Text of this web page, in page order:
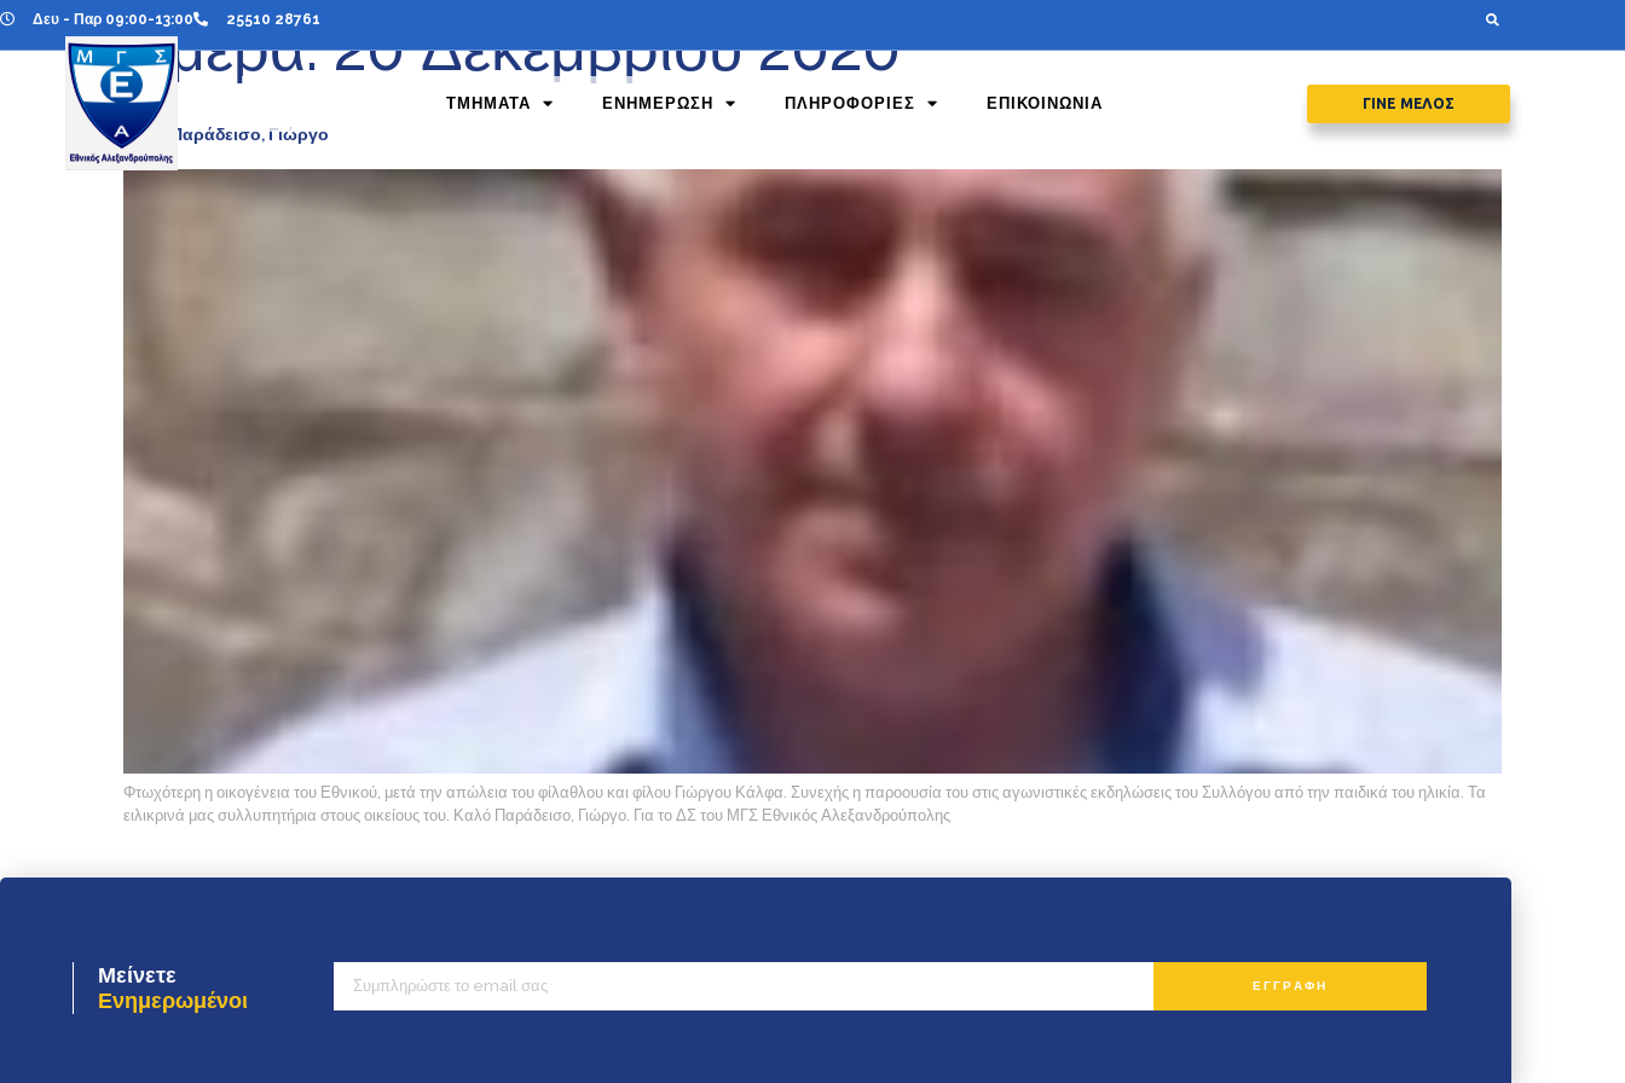
Δευ - Παρ 09:00-13:00 25510 28761
ΤΜΗΜΑΤΑ ΕΝΗΜΕΡΩΣΗ ΠΛΗΡΟΦΟΡΙΕΣ ΕΠΙΚΟΙΝΩΝΙΑ ΓΙΝΕ ΜΕΛΟΣ
Ημέρα:20 Δεκεμβρίου 2020
Καλό Παράδεισο, Γιώργο
Φτωχότερη η οικογένεια του Εθνικού, μετά την απώλεια του φίλαθλου και φίλου Γιώργου Κάλφα. Συνεχής η παροουσία του στις αγωνιστικές εκδηλώσεις του Συλλόγου από την παιδικά του ηλικία. Τα
ειλικρινά μας συλλυπητήρια στους οικείους του. Καλό Παράδεισο, Γιώργο. Για το ΔΣ του ΜΓΣ Εθνικός Αλεξανδρούπολης
Μείνετε
Ενημερωμένοι
ΕΓΓΡΑΦΗ